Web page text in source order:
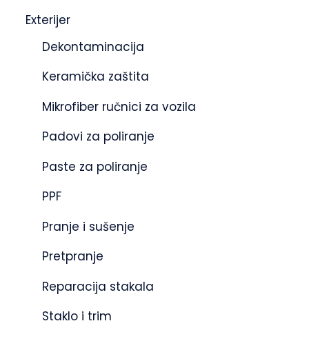
Exterijer
Dekontaminacija
Keramička zaštita
Mikrofiber ručnici za vozila
Padovi za poliranje
Paste za poliranje
PPF
Pranje i sušenje
Pretpranje
Reparacija stakala
Staklo i trim